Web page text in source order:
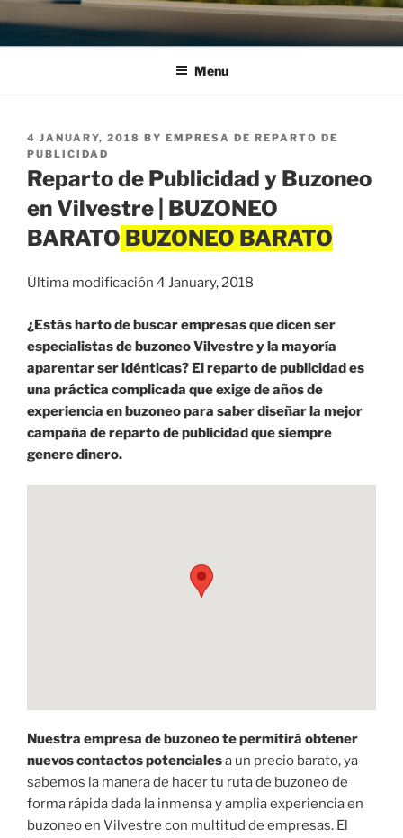
Menu
POSTED
ON
4 JANUARY, 2018 BY EMPRESA DE REPARTO DE
PUBLICIDAD
Reparto de Publicidad y Buzoneo
en Vilvestre | BUZONEO
BARATO
Última modificación 4 January, 2018
¿Estás harto de buscar empresas que dicen ser
especialistas de buzoneo Vilvestre y la mayoría
aparentar ser idénticas? El reparto de publicidad es
una práctica complicada que exige de años de
experiencia en buzoneo para saber diseñar la mejor
campaña de reparto de publicidad que siempre
genere dinero.
Nuestra empresa de buzoneo te permitirá obtener
nuevos contactos potencialesa un precio barato, ya
sabemos la manera de hacer tu ruta de buzoneo de
forma rápida dada la inmensa y amplia experiencia en
buzoneo en Vilvestre con multitud de empresas. El